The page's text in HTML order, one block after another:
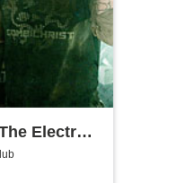
Electro
2026